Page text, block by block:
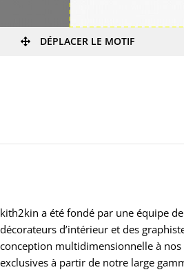
DÉPLACER LE MOTIF
kith2kin a été fondé par une équipe
décorateurs d’intérieur et des
conception multidimensionnelle à
exclusives à partir de notre large